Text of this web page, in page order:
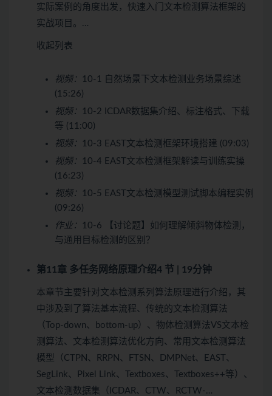
实际案例的角度出发，快速入门文本检测算法框架的
实战项目。…
收起列表
视频：
10-1 自然场景下文本检测业务场景综述
(15:26)
视频：
10-2 ICDAR数据集介绍、标注格式、下载
等 (11:00)
视频：
10-3 EAST文本检测框架环境搭建 (09:03)
视频：
10-4 EAST文本检测框架解读与训练实操
(16:23)
视频：
10-5 EAST文本检测模型测试脚本编程实例
(09:26)
作业：
10-6 【讨论题】如何理解倾斜物体检测，
与通用目标检测的区别？
第11章 多任务网络原理介绍4 节 | 19分钟
本章节主要针对文本检测系列算法原理进行介绍，其
中涉及到了算法基本流程、传统的文本检测算法
（Top-down、bottom-up）、物体检测算法VS文本检
测算法、文本检测算法优化方向、常用文本检测算法
模型（CTPN、RRPN、FTSN、DMPNet、EAST、
SegLink、Pixel Link、Textboxes、Textboxes++等）、
文本检测数据集（ICDAR、CTW、RCTW-…